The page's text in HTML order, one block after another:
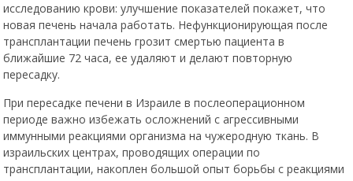
исследованию крови: улучшение показателей покажет, что
новая печень начала работать. Нефункционирующая после
трансплантации печень грозит смертью пациента в
ближайшие 72 часа, ее удаляют и делают повторную
пересадку.
При пересадке печени в Израиле в послеоперационном
периоде важно избежать осложнений с агрессивными
иммунными реакциями организма на чужеродную ткань. В
израильских центрах, проводящих операции по
трансплантации, накоплен большой опыт борьбы с реакциями